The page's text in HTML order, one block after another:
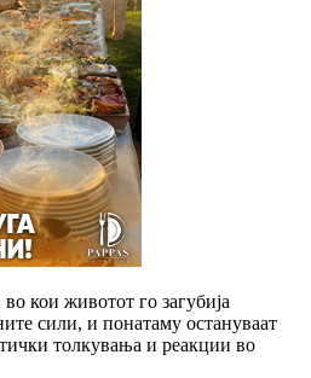
кои животот го загубија
сили, и понатаму остануваат
толкувања и реакции во